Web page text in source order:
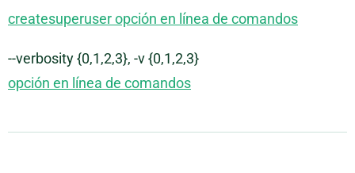
createsuperuser opción en línea de comandos
--verbosity {0,1,2,3}, -v {0,1,2,3}
opción en línea de comandos